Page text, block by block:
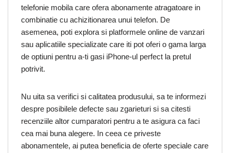
telefonie mobila care ofera abonamente atragatoare in
combinatie cu achizitionarea unui telefon. De
asemenea, poti explora si platformele online de vanzari
sau aplicatiile specializate care iti pot oferi o gama larga
de optiuni pentru a-ti gasi iPhone-ul perfect la pretul
potrivit.
Nu uita sa verifici si calitatea produsului, sa te informezi
despre posibilele defecte sau zgarieturi si sa citesti
recenziile altor cumparatori pentru a te asigura ca faci
cea mai buna alegere. In ceea ce priveste
abonamentele, ai putea beneficia de oferte speciale care